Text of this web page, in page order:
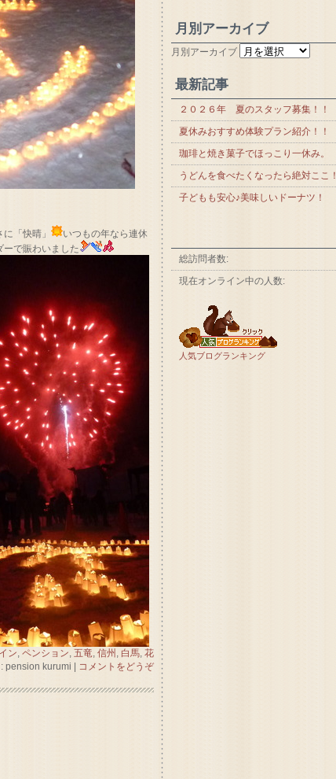
に「快晴」
いつもの年なら連休
ーで賑わいました
ン, ペンション, 五竜, 信州 , 白馬, 花
pension kurumi コメントをどうぞ
月別アーカイブ
月別アーカイブ
最新記事
２０２６年 夏のスタッフ募集！！
夏休みおすすめ体験プラン紹介！！
珈琲と焼き菓子でほっこり一休み。
うどんを食べたくなったら絶対ここ！
子どもも安心♪美味しいドーナツ！
総訪問者数:
現在オンライン中の人数:
人気ブログランキング